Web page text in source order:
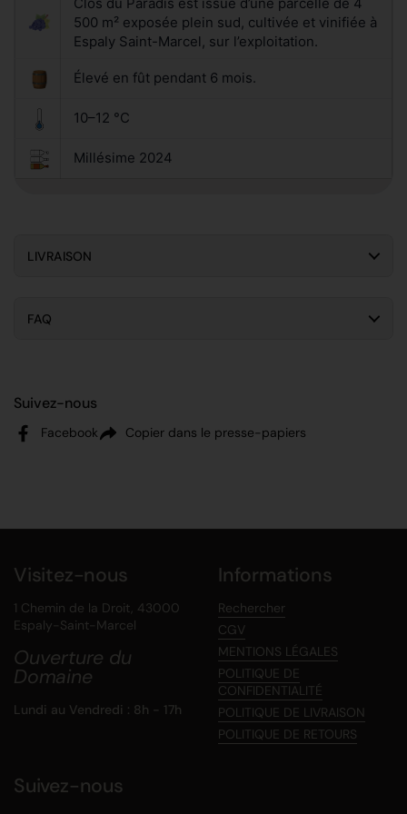
500 m² exposée plein sud, cultivée et vinifiée à
Espaly Saint-Marcel, sur l’exploitation.
Élevé en fût pendant 6 mois.
10–12 °C
Millésime 2024
LIVRAISON
FAQ
Suivez-nous
Facebook Copier dans le presse-papiers
Visitez-nous
1 Chemin de la Droit, 43000
Espaly-Saint-Marcel
Ouverture du
Domaine
Lundi au Vendredi : 8h - 17h
Informations
Rechercher
CGV
MENTIONS LÉGALES
POLITIQUE DE
CONFIDENTIALITÉ
POLITIQUE DE LIVRAISON
POLITIQUE DE RETOURS
Suivez-nous